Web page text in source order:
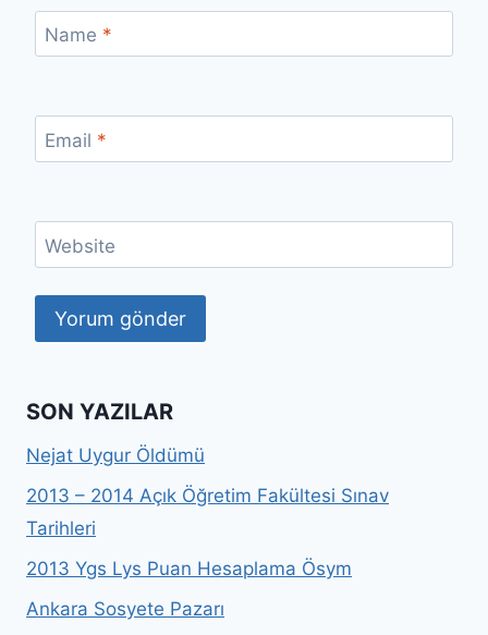
Name *
Email *
Website
SON YAZILAR
Nejat Uygur Öldümü
2013 – 2014 Açık Öğretim Fakültesi Sınav
Tarihleri
2013 Ygs Lys Puan Hesaplama Ösym
Ankara Sosyete Pazarı